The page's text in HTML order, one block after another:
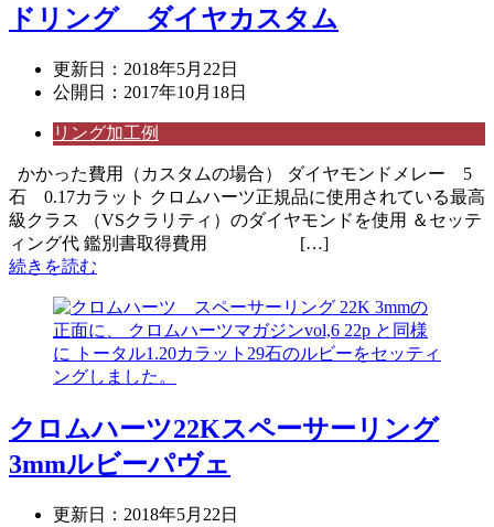
ドリング ダイヤカスタム
更新日： 2018年5月22日
公開日： 2017年10月18日
リング加工例
かかった費用（カスタムの場合） ダイヤモンドメレー 5
石 0.17カラット クロムハーツ正規品に使用されている最高
級クラス （VSクラリティ）のダイヤモンドを使用 ＆セッテ
ィング代 鑑別書取得費用 […]
続きを読む
クロムハーツ22Kスペーサーリング
3mmルビーパヴェ
更新日： 2018年5月22日